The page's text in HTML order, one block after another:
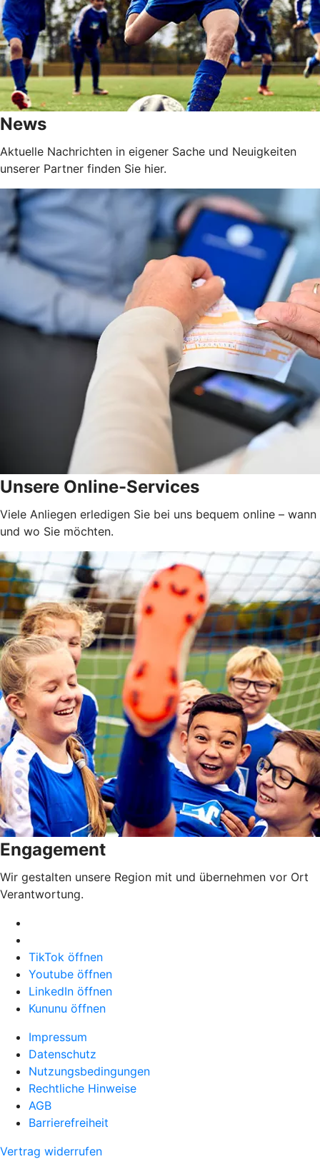
News
Aktuelle Nachrichten in eigener Sache und Neuigkeiten
unserer Partner finden Sie hier.
Unsere Online-Services
Viele Anliegen erledigen Sie bei uns bequem online – wann
und wo Sie möchten.
Engagement
Wir gestalten unsere Region mit und übernehmen vor Ort
Verantwortung.
TikTok öffnen
Youtube öffnen
LinkedIn öffnen
Kununu öffnen
Impressum
Datenschutz
Nutzungsbedingungen
Rechtliche Hinweise
AGB
Barrierefreiheit
Vertrag widerrufen